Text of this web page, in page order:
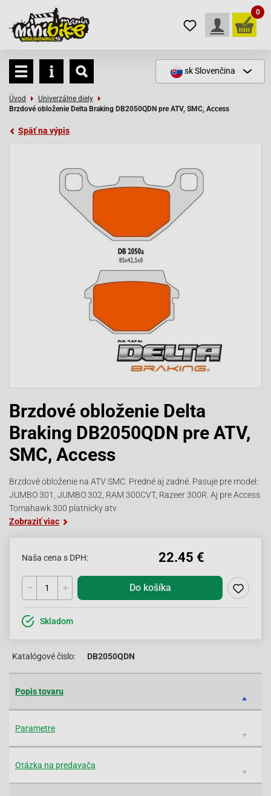
0
skSlovenčina
Úvod
Univerzálne diely
Brzdové obloženie Delta Braking DB2050QDN pre ATV, SMC, Access
Späť na výpis
Brzdové obloženie Delta
Braking DB2050QDN pre ATV,
SMC, Access
Brzdové obloženie na ATV SMC. Predné aj zadné. Pasuje pre model:
JUMBO 301, JUMBO 302, RAM 300CVT, Razeer 300R. Aj pre Access
Tomahawk 300 platnicky atv
Zobraziť viac
Naša cena s DPH: 22.45 €
Do košíka
Skladom
Katalógové čislo: DB2050QDN
Popis tovaru
Parametre
Otázka na predavača